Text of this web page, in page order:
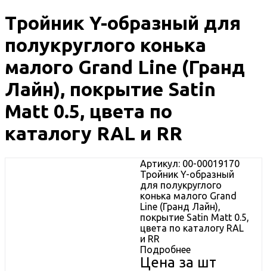
Тройник Y-образный для
полукруглого конька
малого Grand Line (Гранд
Лайн), покрытие Satin
Matt 0.5, цвета по
каталогу RAL и RR
Артикул: 00-00019170
Тройник Y-образный
для полукруглого
конька малого Grand
Line (Гранд Лайн),
покрытие Satin Matt 0.5,
цвета по каталогу RAL
и RR
Подробнее
Цена за шт